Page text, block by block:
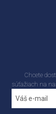
Chcete
súťažiach na